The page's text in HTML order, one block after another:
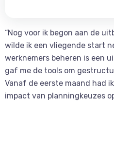
“Nog voor ik begon aan de
wilde ik een vliegende start
werknemers beheren is een
gaf me de tools om
Vanaf de eerste maand had
impact van planningkeuzes